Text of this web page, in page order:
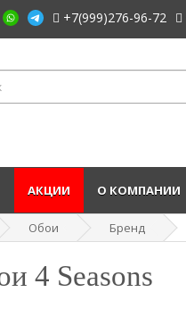
+7(999)276-96-72
О КОМПАНИИ
АКЦИИ
Обои Бренд
4 Seasons